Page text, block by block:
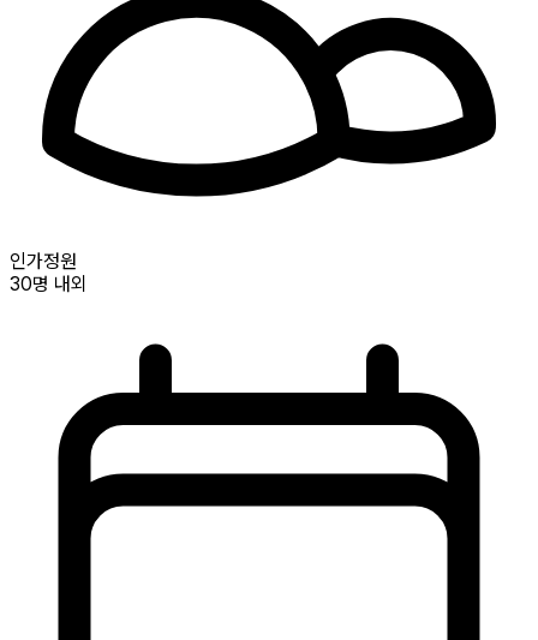
인가정원
30명 내외